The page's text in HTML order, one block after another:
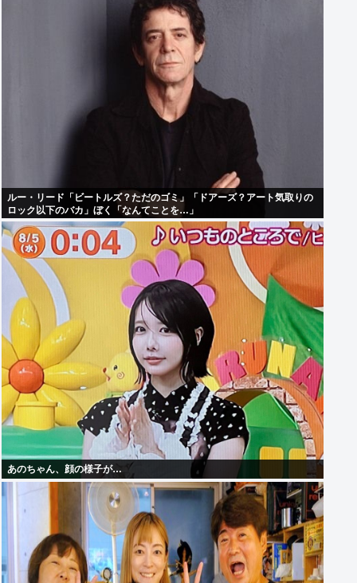
ルー・リード「ビートルズ？ただのゴミ」「ドアーズ？アート気取りの
ロック以下のバカ」ぼく「なんてことを…」
あのちゃん、顔の様子が…